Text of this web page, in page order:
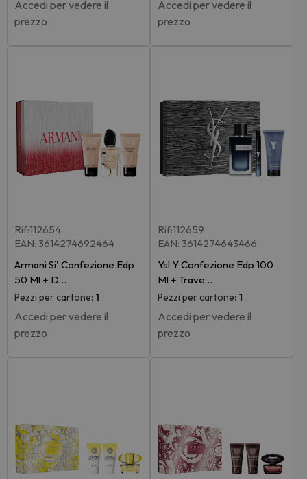
Accedi per vedere il
prezzo
Accedi per vedere il
prezzo
Rif:112654
EAN: 3614274692464
Armani Si' Confezione Edp
50 Ml + D…
Pezzi per cartone: 1
Accedi per vedere il
prezzo
Rif:112659
EAN: 3614274643466
Ysl Y Confezione Edp 100
Ml + Trave…
Pezzi per cartone: 1
Accedi per vedere il
prezzo